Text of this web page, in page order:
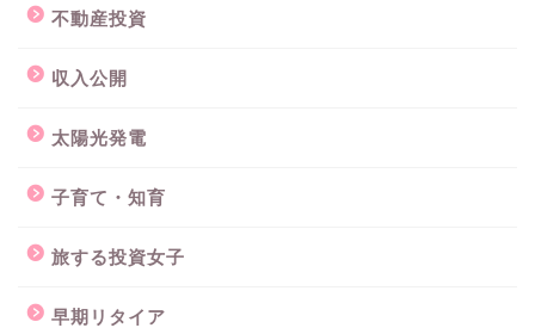
不動産投資
収入公開
太陽光発電
子育て・知育
旅する投資女子
早期リタイア